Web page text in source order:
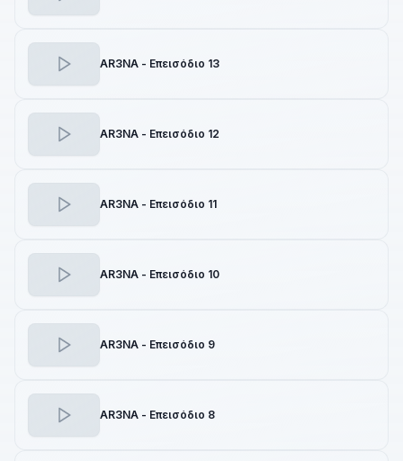
AR3NA - Επεισόδιο 13
AR3NA - Επεισόδιο 12
AR3NA - Επεισόδιο 11
AR3NA - Επεισόδιο 10
AR3NA - Επεισόδιο 9
AR3NA - Επεισόδιο 8